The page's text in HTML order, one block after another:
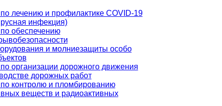
лечению и профилактике COVID-19
инфекция)
обеспечению
и молниезащиты особо
организации дорожного движения
дорожных работ
контролю и пломбированию
веществ и радиоактивных